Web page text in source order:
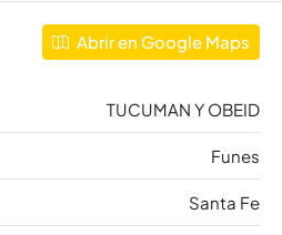
Abrir en Google Maps
TUCUMAN Y OBEID
Funes
Santa Fe